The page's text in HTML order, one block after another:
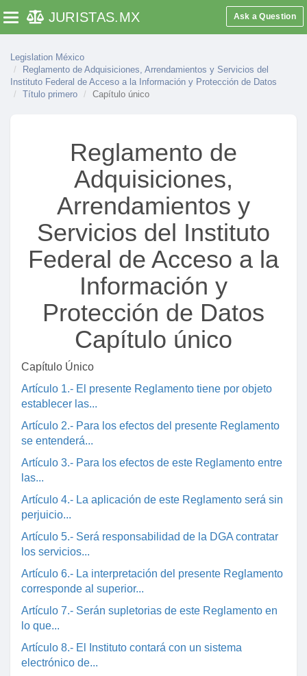
Toggle navigation
JURISTAS.MX Ask a Question
Legislation México
Reglamento de Adquisiciones, Arrendamientos y Servicios del
Instituto Federal de Acceso a la Información y Protección de Datos
Título primero
Capítulo único
Reglamento de
Adquisiciones,
Arrendamientos y
Servicios del Instituto
Federal de Acceso a la
Información y
Protección de Datos
Capítulo único
Capítulo Único
Artículo 1.- El presente Reglamento tiene por objeto
establecer las...
Artículo 2.- Para los efectos del presente Reglamento
se entenderá...
Artículo 3.- Para los efectos de este Reglamento entre
las...
Artículo 4.- La aplicación de este Reglamento será sin
perjuicio...
Artículo 5.- Será responsabilidad de la DGA contratar
los servicios...
Artículo 6.- La interpretación del presente Reglamento
corresponde al superior...
Artículo 7.- Serán supletorias de este Reglamento en
lo que...
Artículo 8.- El Instituto contará con un sistema
electrónico de...